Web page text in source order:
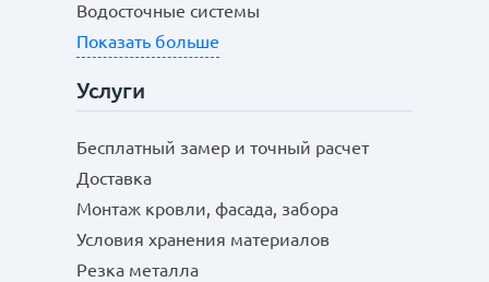
Водосточные системы
Показать больше
Услуги
Бесплатный замер и точный расчет
Доставка
Монтаж кровли, фасада, забора
Условия хранения материалов
Резка металла